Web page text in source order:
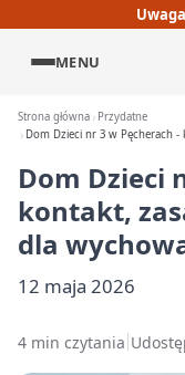
MENU
Strona główna
Przydatne
Dom Dzieci nr 3 w Pęcherach
Dom Dzieci
kontakt,
dla
12 maja 2026
4 min czytania